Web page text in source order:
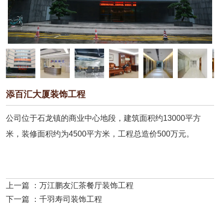
添百汇大厦装饰工程
公司位于石龙镇的商业中心地段，建筑面积约13000平方
米，装修面积约为4500平方米，工程总造价500万元。
上一篇 ： 万江鹏友汇茶餐厅装饰工程
下一篇 ： 千羽寿司装饰工程